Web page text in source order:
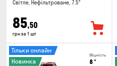
Світле, Нефільтроване, 7.5°
85,50
грн за 1 шт
Міцність
8 °
Тільки онлайн
Новинка